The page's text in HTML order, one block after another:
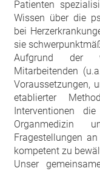
Patienten
Wissen über die
bei
sie
Aufgrund der
Mitarbeitenden
Voraussetzungen,
etablierter
Interventionen
Organmedizin
Fragestellungen
kompetent zu
Unser